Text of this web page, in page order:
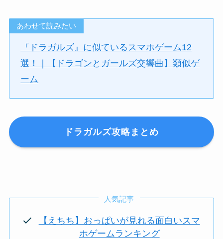
あわせて読みたい
『ドラガルズ』に似ているスマホゲーム12
選！｜【ドラゴンとガールズ交響曲】類似ゲ
ーム
ドラガルズ攻略まとめ
人気記事
【えちち】おっぱいが見れる面白いスマ
ホゲームランキング